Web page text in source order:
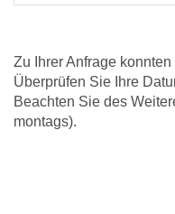
Zu Ihrer Anfrage
Überprüfen Sie Ihre
Beachten Sie des
montags).